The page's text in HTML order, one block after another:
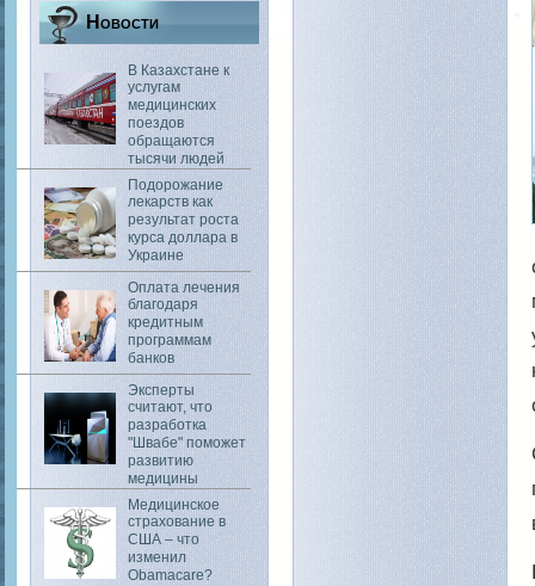
Новости
В Казахстане к
услугам
медицинских
поездов
обращаются
тысячи людей
Подорожание
лекарств как
результат роста
курса доллара в
Украине
Оплата лечения
благодаря
кредитным
программам
банков
Эксперты
считают, что
разработка
"Швабе" поможет
развитию
медицины
Медицинское
страхование в
США – что
изменил
Obamacare?